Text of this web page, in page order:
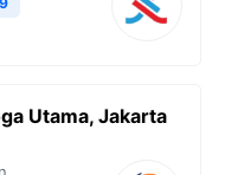
Utama, Jakarta